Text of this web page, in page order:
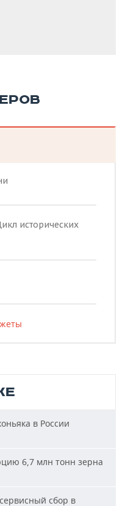
исторических
в России
6,7 млн тонн зерна
сбор в